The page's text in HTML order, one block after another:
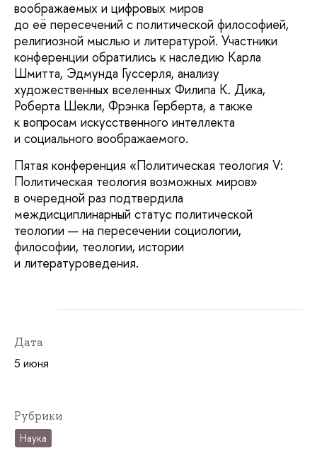
воображаемых и цифровых миров
до её пересечений с политической философией,
религиозной мыслью и литературой. Участники
конференции обратились к наследию Карла
Шмитта, Эдмунда Гуссерля, анализу
художественных вселенных Филипа К. Дика,
Роберта Шекли, Фрэнка Герберта, а также
к вопросам искусственного интеллекта
и социального воображаемого.
Пятая конференция «Политическая теология V:
Политическая теология возможных миров»
в очередной раз подтвердила
междисциплинарный статус политической
теологии — на пересечении социологии,
философии, теологии, истории
и литературоведения.
Дата
5 июня
Рубрики
Наука